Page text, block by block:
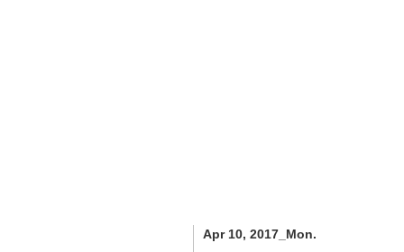
Apr 10, 2017_Mon.